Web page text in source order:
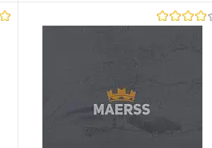
В корзину
В избранное
Толщина (Ваш Выбор)